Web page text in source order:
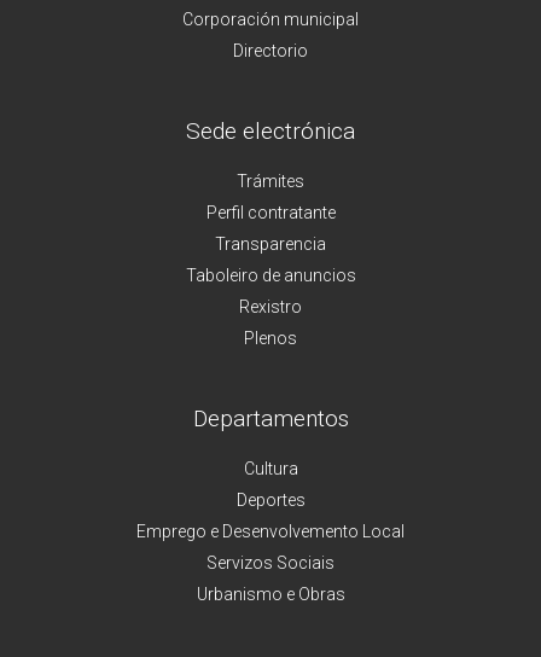
Corporación municipal
Directorio
Sede electrónica
Trámites
Perfil contratante
Transparencia
Taboleiro de anuncios
Rexistro
Plenos
Departamentos
Cultura
Deportes
Emprego e Desenvolvemento Local
Servizos Sociais
Urbanismo e Obras